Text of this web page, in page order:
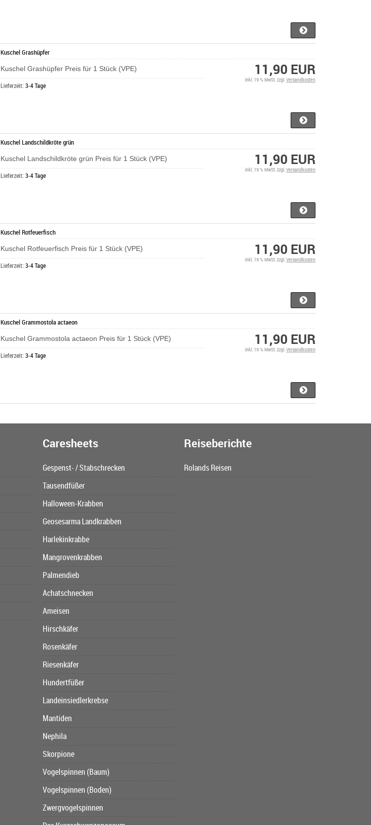
Kuschel Grashüpfer
Kuschel Grashüpfer Preis für 1 Stück (VPE)
Lieferzeit:3-4 Tage
11,90 EUR
inkl. 19 % MwSt. zzgl.Versandkosten
Kuschel Landschildkröte grün
Kuschel Landschildkröte grün Preis für 1 Stück (VPE)
Lieferzeit:3-4 Tage
11,90 EUR
inkl. 19 % MwSt. zzgl.Versandkosten
Kuschel Rotfeuerfisch
Kuschel Rotfeuerfisch Preis für 1 Stück (VPE)
Lieferzeit:3-4 Tage
11,90 EUR
inkl. 19 % MwSt. zzgl.Versandkosten
Kuschel Grammostola actaeon
Kuschel Grammostola actaeon Preis für 1 Stück (VPE)
Lieferzeit:3-4 Tage
11,90 EUR
inkl. 19 % MwSt. zzgl.Versandkosten
Caresheets
Gespenst- / Stabschrecken
Tausendfüßer
Halloween-Krabben
Geosesarma Landkrabben
Harlekinkrabbe
Mangrovenkrabben
Palmendieb
Achatschnecken
Ameisen
Hirschkäfer
Rosenkäfer
Riesenkäfer
Hundertfüßer
Landeinsiedlerkrebse
Mantiden
Nephila
Skorpione
Vogelspinnen (Baum)
Vogelspinnen (Boden)
Zwergvogelspinnen
Reiseberichte
Rolands Reisen